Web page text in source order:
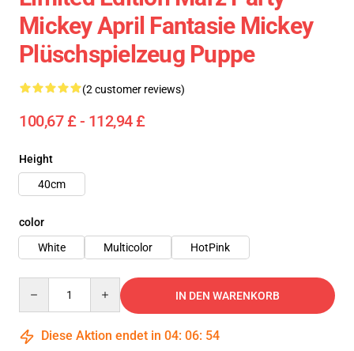
Mickey April Fantasie Mickey
Plüschspielzeug Puppe
(2 customer reviews)
100,67 £ - 112,94 £
Height
40cm
color
White
Multicolor HotPink
IN DEN WARENKORB
Diese Aktion endet in 04: 06: 53